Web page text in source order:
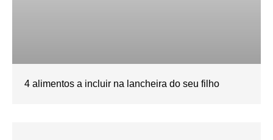
4 alimentos a incluir na lancheira do seu filho